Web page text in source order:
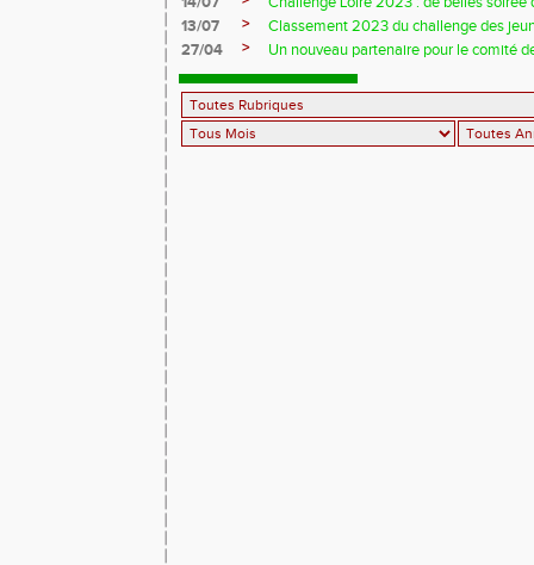
13/07
>
Classement 2023 du challenge des
27/04
> Un nouveau partenaire pour le comité